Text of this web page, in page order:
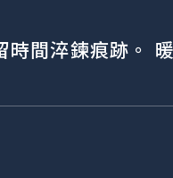
時間淬鍊痕跡。